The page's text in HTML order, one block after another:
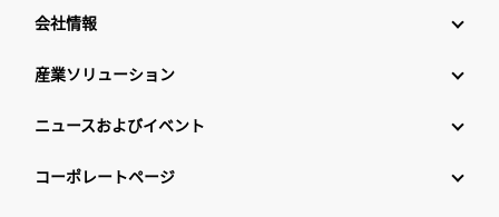
会社情報
産業ソリューション
ニュースおよびイベント
コーポレートページ